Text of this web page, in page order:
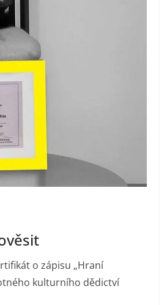
o zápisu „Hraní
kulturního dědictví